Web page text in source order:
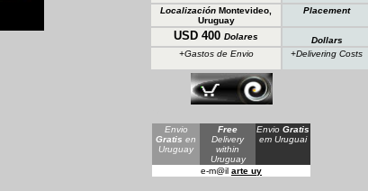
Localización Montevideo,
Uruguay
Placement
USD 400 Dolares Dollars
+Gastos de Envio
+Delivering Costs
Envio
Gratis en
Uruguay
Free
Delivery
within
Uruguay
Envio Gratis
em Uruguai
e-m@il arte uy